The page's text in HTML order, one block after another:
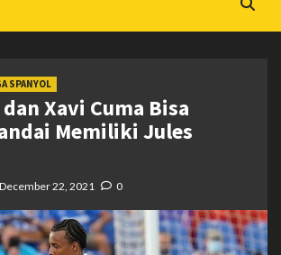
SPANYOL
Xavi Cuma Bisa
Memiliki Jules
December 22, 2021 0